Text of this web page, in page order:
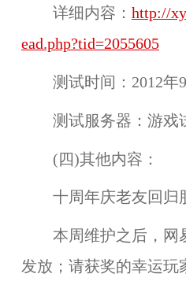
详细内容： http://
ead.php?tid=2055605
测试时间： 2012年
测试服务器： 游戏
(四)其他内容：
十周年庆老友回归
本周维护之后， 网
发放；请获奖的幸运玩